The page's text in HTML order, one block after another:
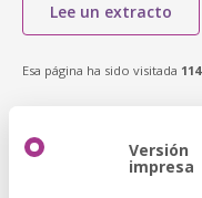
Lee un extracto
Esa página ha sido visitada
Versión
impresa